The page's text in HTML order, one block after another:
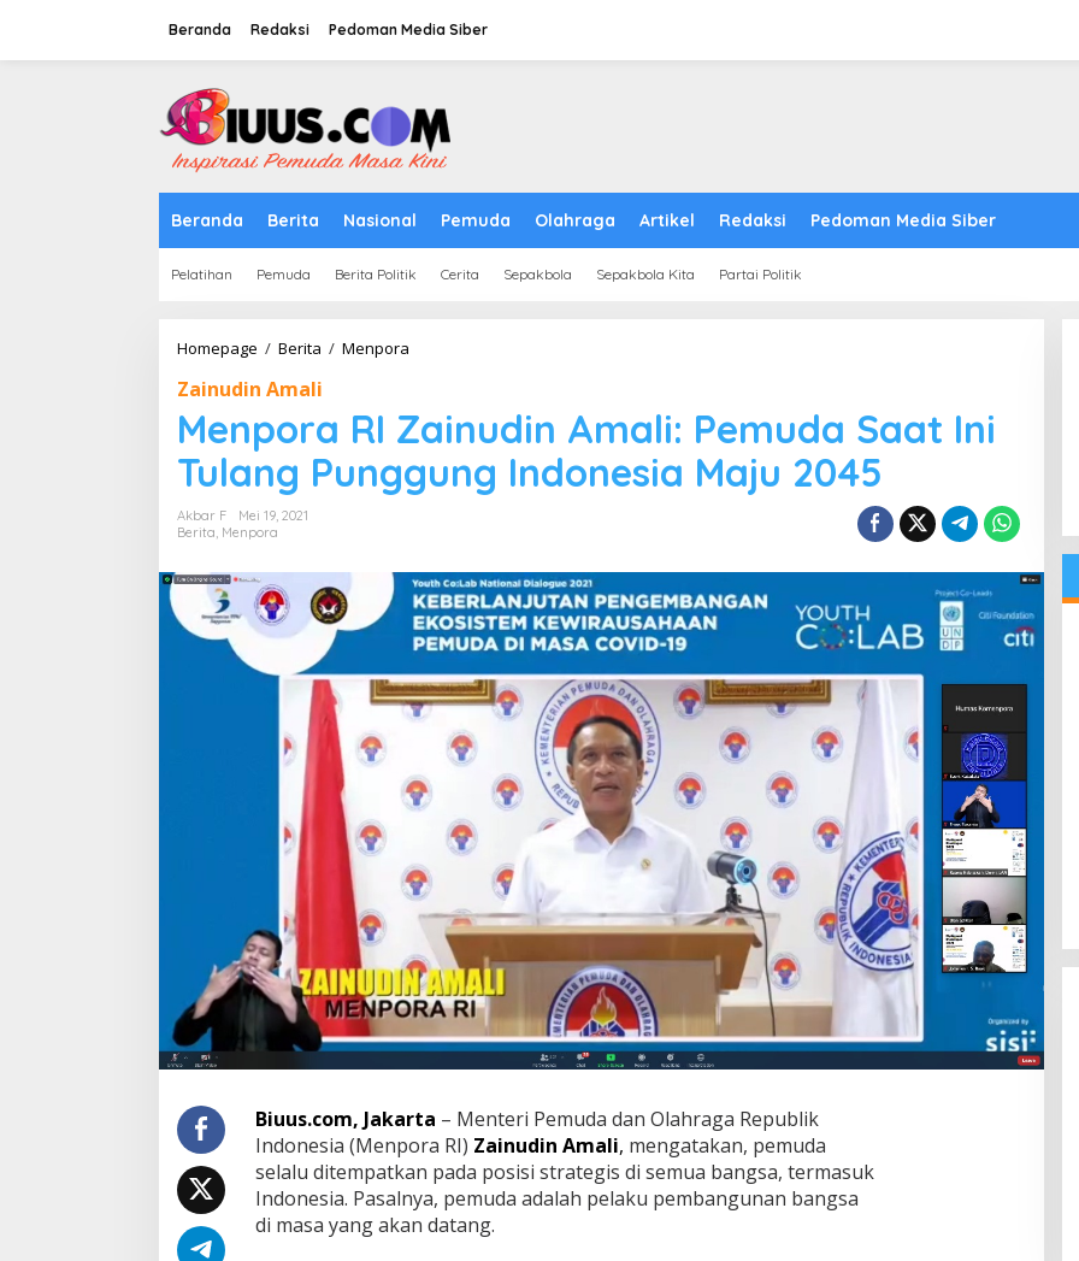
Beranda Redaksi Pedoman Media Siber
Beranda Berita Nasional Pemuda Olahraga Artikel Redaksi Pedoman Media Siber
Pelatihan Pemuda Berita Politik Cerita Sepakbola Sepakbola Kita Partai Politik
Homepage / Berita / Menpora
Amali:
Pemuda
Ini
Tulang
2045
Zainudin Amali
Menpora RI Zainudin Amali: Pemuda Saat Ini
Tulang Punggung Indonesia Maju 2045
Akbar F
Mei 19, 2021
Berita, Menpora
Biuus.com, Jakarta – Menteri Pemuda dan Olahraga Republik
Indonesia (Menpora RI) Zainudin Amali, mengatakan, pemuda
selalu ditempatkan pada posisi strategis di semua bangsa, termasuk
Indonesia. Pasalnya, pemuda adalah pelaku pembangunan bangsa
di masa yang akan datang.